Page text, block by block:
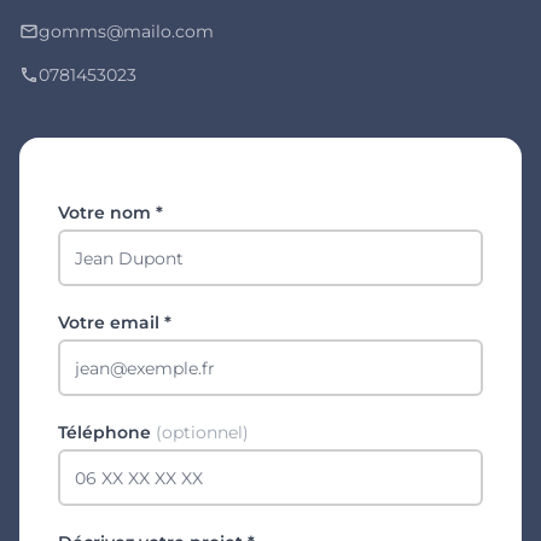
mail_outlinegomms@mailo.com
phone0781453023
Votre nom *
Votre email *
Téléphone (optionnel)